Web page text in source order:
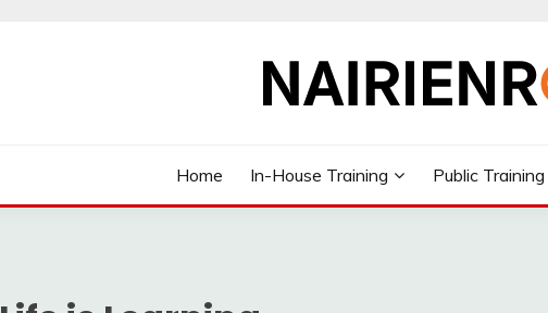
Home In-House Training Public Training